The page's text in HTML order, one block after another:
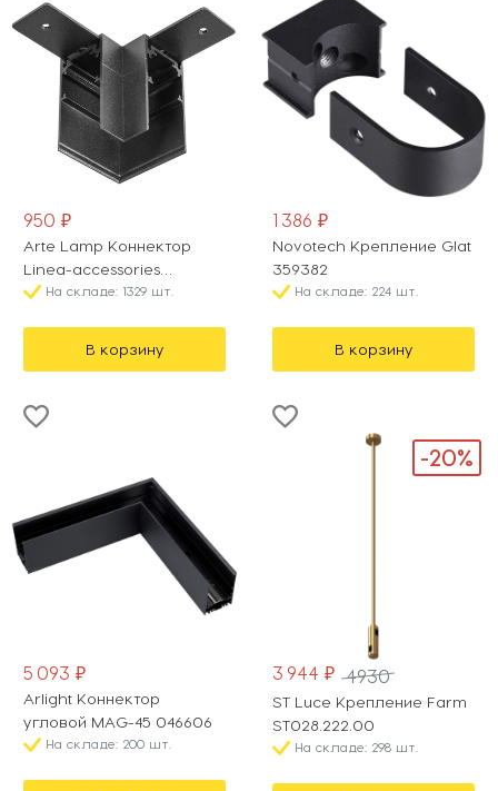
950 ₽
Arte Lamp Коннектор
Linea-accessories
A480606
На складе: 1329 шт.
В корзину
1 386 ₽
Novotech Крепление Glat
359382
На складе: 224 шт.
В корзину
5 093 ₽
Arlight Коннектор
угловой MAG-45 046606
На складе: 200 шт.
-20%
3 944 ₽ 4930
ST Luce Крепление Farm
ST028.222.00
На складе: 298 шт.